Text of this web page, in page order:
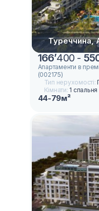
Туреччина,
166’400 -
Апартаменти в
(002175)
Тип нерухомості:
Кімнати: 1 спальня
44-79м²